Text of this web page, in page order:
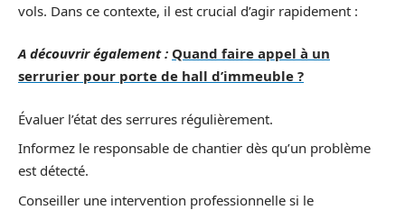
vols. Dans ce contexte, il est crucial d’agir rapidement :
A découvrir également : Quand faire appel à un
serrurier pour porte de hall d’immeuble ?
Évaluer l’état des serrures régulièrement.
Informez le responsable de chantier dès qu’un problème
est détecté.
Conseiller une intervention professionnelle si le